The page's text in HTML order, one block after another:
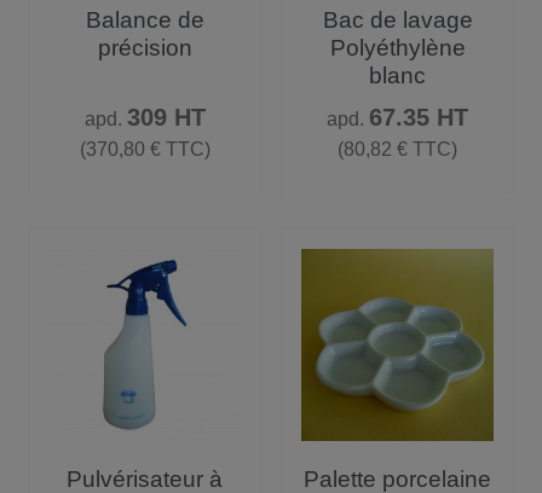
Balance de
précision
apd. Prix
309 HT
(370,80 € TTC)
Bac de lavage
Polyéthylène
blanc
apd. Prix
67.35 HT
(80,82 € TTC)
Pulvérisateur à
Palette porcelaine